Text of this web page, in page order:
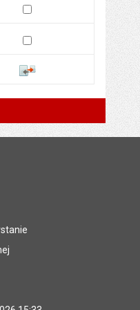
z dnia 14.06.2018 14:34
Zaznacz wersję do
z dnia 14.06.2018 14:30
Zaznacz wersję do